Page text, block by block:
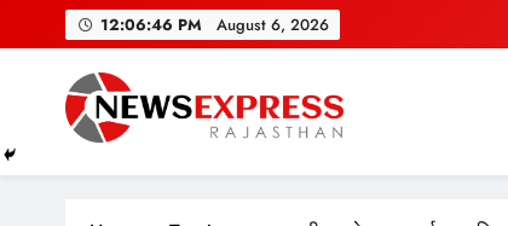
12:06:47 PM August 6, 2026